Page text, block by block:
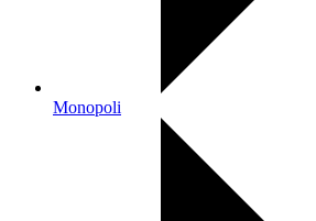
Monopoli